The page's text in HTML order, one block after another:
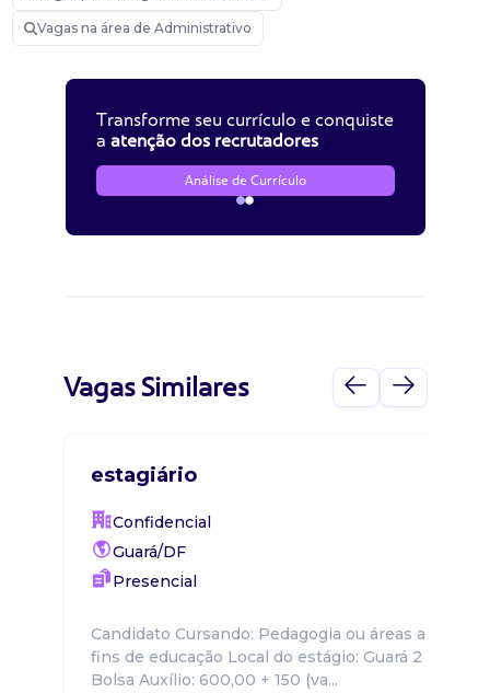
Vagas na área de Administrativo
Transforme seu currículo e conquiste
a atenção dos recrutadores
Análise de Currículo
Vagas Similares
estagiário
Confidencial
Guará/DF
Presencial
Candidato Cursando: Pedagogia ou áreas a
fins de educação Local do estágio: Guará 2
Bolsa Auxílio: 600,00 + 150 (va...